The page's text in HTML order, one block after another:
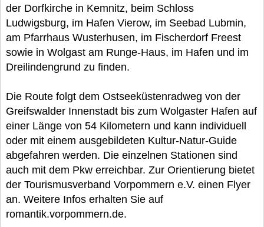
der Dorfkirche in Kemnitz, beim Schloss
Ludwigsburg, im Hafen Vierow, im Seebad Lubmin,
am Pfarrhaus Wusterhusen, im Fischerdorf Freest
sowie in Wolgast am Runge-Haus, im Hafen und im
Dreilindengrund zu finden.
Die Route folgt dem Ostseeküstenradweg von der
Greifswalder Innenstadt bis zum Wolgaster Hafen auf
einer Länge von 54 Kilometern und kann individuell
oder mit einem ausgebildeten Kultur-Natur-Guide
abgefahren werden. Die einzelnen Stationen sind
auch mit dem Pkw erreichbar. Zur Orientierung bietet
der Tourismusverband Vorpommern e.V. einen Flyer
an. Weitere Infos erhalten Sie auf
romantik.vorpommern.de.